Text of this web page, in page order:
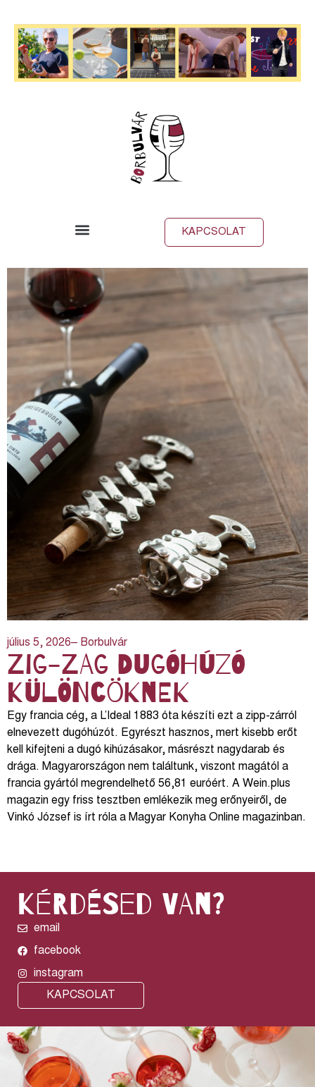
KAPCSOLAT
július 5, 2026– Borbulvár
Zig-zag dugóhúzó
különcöknek
Egy francia cég, a L’Ideal 1883 óta készíti ezt a zipp-zárról
elnevezett dugóhúzót. Egyrészt hasznos, mert kisebb erőt
kell kifejteni a dugó kihúzásakor, másrészt nagydarab és
drága. Magyarországon nem találtunk, viszont magától a
francia gyártól megrendelhető 56,81 euróért. A Wein.plus
magazin egy friss tesztben emlékezik meg erőnyeiről, de
Vinkó József is írt róla a Magyar Konyha Online magazinban.
kérdésed van?
email
facebook
instagram
KAPCSOLAT